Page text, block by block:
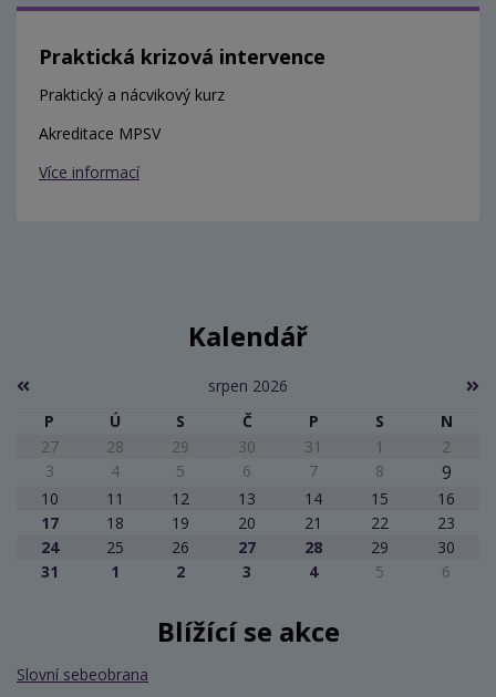
Praktická krizová intervence
Praktický a nácvikový kurz
Akreditace MPSV
Více informací
Kalendář
srpen 2026
P
Ú S Č P S
N
27
28 29 30 31 1
2
3
4 5 6 7 8 9
10 11 12 13 14 15
16
17
18 19 20 21 22
23
24
25 26 27 28 29
30
31
1 2 3 4 5 6
Blížící se akce
Slovní sebeobrana